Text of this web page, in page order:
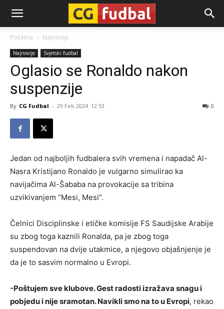
CG-
Fudbal
Početna Najnovije
Najnovije Svjetski fudbal
Oglasio se Ronaldo nakon
suspenzije
By CG Fudbal - 29 Feb 2024. 12:53 0
Jedan od najboljih fudbalera svih vremena i napadač Al-
Nasra Kristijano Ronaldo je vulgarno simulirao ka
navijačima Al-Šababa na provokacije sa tribina
uzvikivanjem “Mesi, Mesi”.
Čelnici Disciplinske i etičke komisije FS Saudijske Arabije
su zbog toga kaznili Ronalda, pa je zbog toga
suspendovan na dvije utakmice, a njegovo objašnjenje je
da je to sasvim normalno u Evropi.
-Poštujem sve klubove. Gest radosti izražava snagu i
pobjedu i nije sramotan. Navikli smo na to u Evropi, rekao